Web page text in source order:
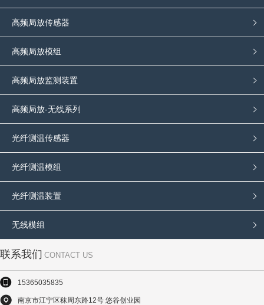
高频局放传感器
高频局放模组
高频局放监测装置
高频局放-无线系列
光纤测温传感器
光纤测温模组
光纤测温装置
无线模组
联系我们 CONTACT US
15365035835
南京市江宁区秣周东路12号 悠谷创业园